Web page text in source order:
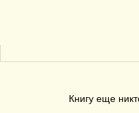
Книгу еще